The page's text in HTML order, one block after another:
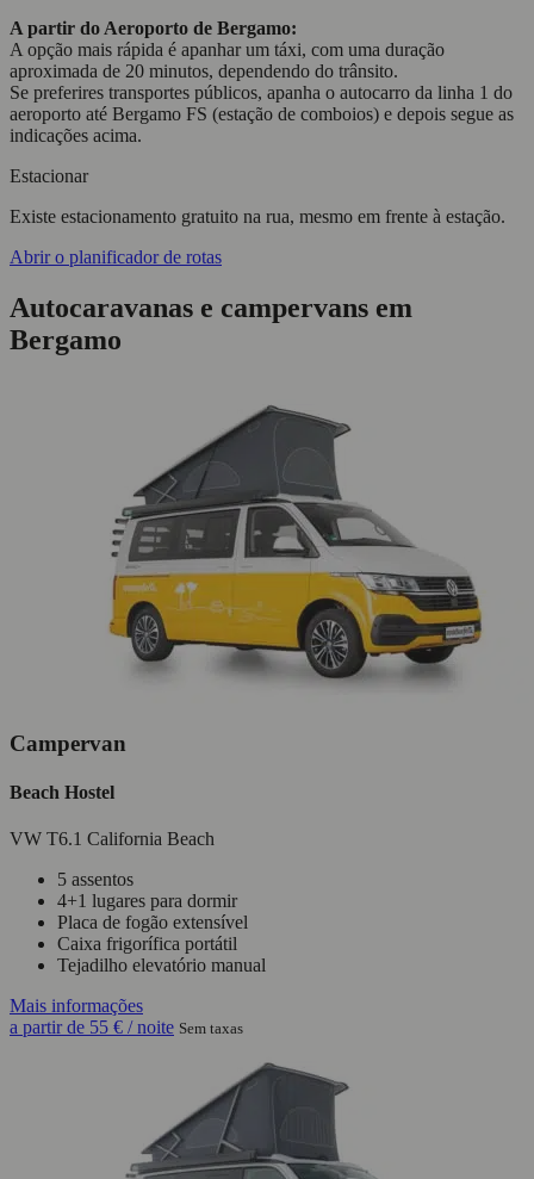
A partir do Aeroporto de Bergamo:
A opção mais rápida é apanhar um táxi, com uma duração
aproximada de 20 minutos, dependendo do trânsito.
Se preferires transportes públicos, apanha o autocarro da linha 1 do
aeroporto até Bergamo FS (estação de comboios) e depois segue as
indicações acima.
Estacionar
Existe estacionamento gratuito na rua, mesmo em frente à estação.
Abrir o planificador de rotas
Autocaravanas e campervans em
Bergamo
Campervan
Beach Hostel
VW T6.1 California Beach
5 assentos
4+1 lugares para dormir
Placa de fogão extensível
Caixa frigorífica portátil
Tejadilho elevatório manual
Mais informações
a partir de 55 € / noite Sem taxas